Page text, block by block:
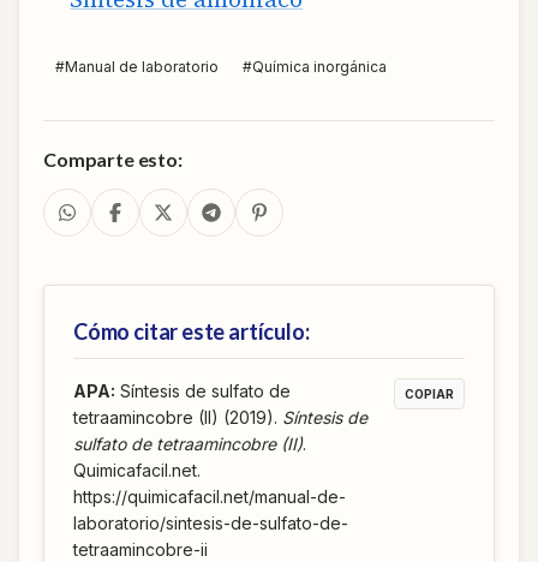
#Manual de laboratorio #Química inorgánica
Comparte esto:
Cómo citar este artículo:
APA: Síntesis de sulfato de
tetraamincobre (II) (2019). Síntesis de
sulfato de tetraamincobre (II).
Quimicafacil.net.
https://quimicafacil.net/manual-de-
laboratorio/sintesis-de-sulfato-de-
tetraamincobre-ii
COPIAR